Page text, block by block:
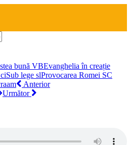
bună VBEvanghelia în creație
ciSub lege slProvocarea Romei SC
Anterior
Următor